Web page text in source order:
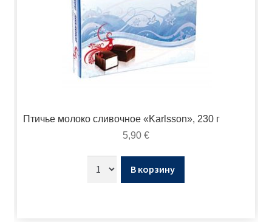
Птичье молоко сливочное «Karlsson», 230 г
5,90 €
В корзину